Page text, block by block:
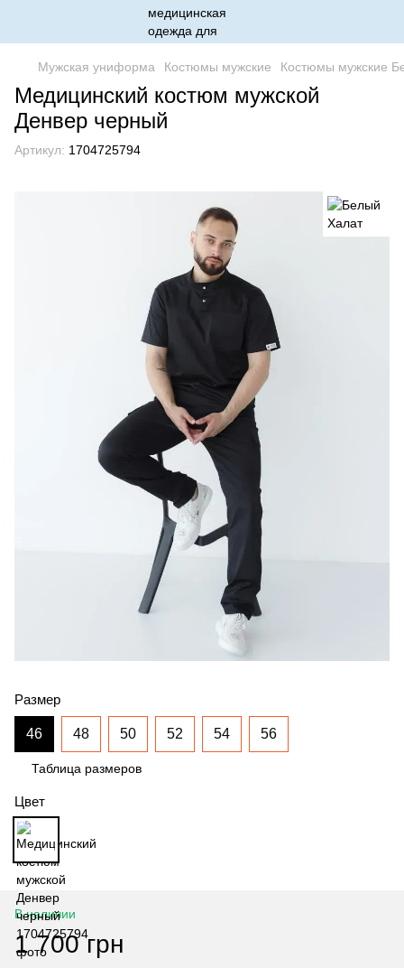
Мужская униформа Костюмы мужские Костюмы мужские
Медицинский костюм мужской
Денвер черный
Артикул: 1704725794
Размер
46 48 50 52 54 56
Таблица размеров
Цвет
В наличии
1 700 грн